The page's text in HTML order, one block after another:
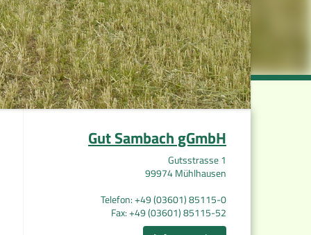
Gut Sambach gGmbH
Gutsstrasse 1
99974 Mühlhausen
Telefon: +49 (03601) 85115-0
Fax: +49 (03601) 85115-52